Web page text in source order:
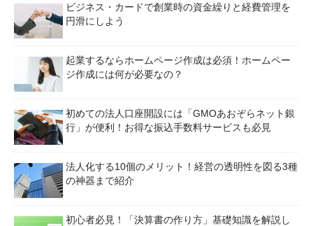
ビジネス・カードで創業時の資金繰りと経費管理を
円滑にしよう
起業するならホームページ作成は必須！ホームペー
ジ作成には何が必要なの？
初めての法人口座開設には「GMOあおぞらネット銀
行」が便利！お得な振込手数料サービスも必見
法人化する10個のメリット！経営の透明性を図る3種
の神器まで紹介
初心者必見！「決算書の作り方」基礎知識を解説し